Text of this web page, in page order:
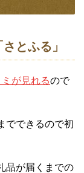
とふる」
が見れるので
でできるので初
品が届くまでの